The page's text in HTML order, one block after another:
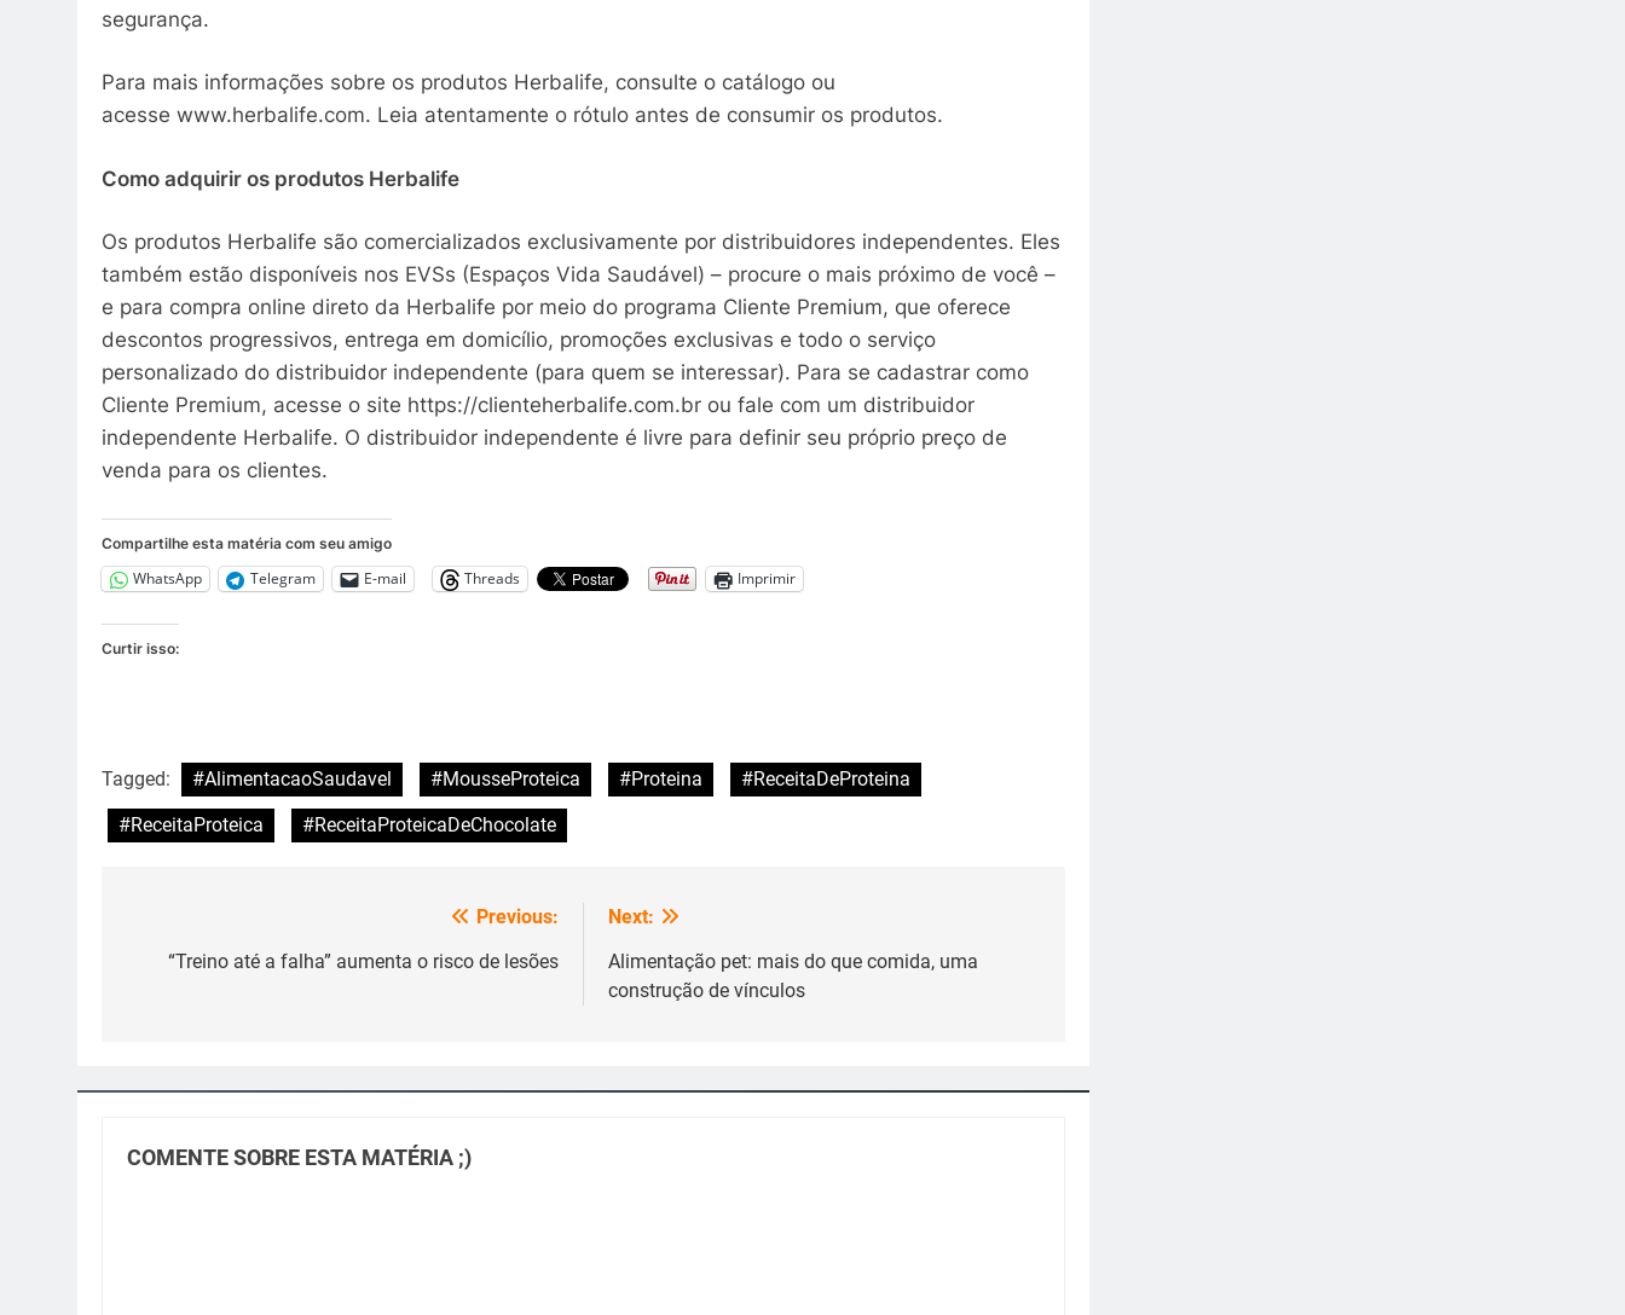
segurança.
Para mais informações sobre os produtos Herbalife, consulte o catálogo ou
acesse www.herbalife.com. Leia atentamente o rótulo antes de consumir os produtos.
Como adquirir os produtos Herbalife
Os produtos Herbalife são comercializados exclusivamente por distribuidores independentes. Eles
também estão disponíveis nos EVSs (Espaços Vida Saudável) – procure o mais próximo de você –
e para compra online direto da Herbalife por meio do programa Cliente Premium, que oferece
descontos progressivos, entrega em domicílio, promoções exclusivas e todo o serviço
personalizado do distribuidor independente (para quem se interessar). Para se cadastrar como
Cliente Premium, acesse o site https://clienteherbalife.com.br ou fale com um distribuidor
independente Herbalife. O distribuidor independente é livre para definir seu próprio preço de
venda para os clientes.
Compartilhe esta matéria com seu amigo
WhatsApp Telegram E-mail Threads Imprimir
Curtir isso:
Tagged: #AlimentacaoSaudavel #MousseProteica #Proteina
#ReceitaDeProteina
#ReceitaProteica
#ReceitaProteicaDeChocolate
Previous:
“Treino até a falha” aumenta o risco de lesões
Next:
Alimentação pet: mais do que comida, uma
construção de vínculos
COMENTE SOBRE ESTA MATÉRIA ;)